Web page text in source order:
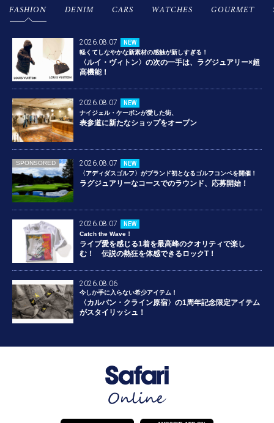
FASHION DENIM CARS WATCHES GOURMET
2026.08.07
NEW
軽くてしなやかな新素材の感触が新しすぎる！
〈ルイ・ヴィトン〉の次の一手は、ラグジュアリー×超
高機能！
2026.08.07
NEW
ナイジェル・ケーボンが愛した街、
表参道に新たなショップをオープン
SPONSORED 2026.08.07
NEW
〈アディダスゴルフ〉がブランド初となるゴルフコンペを開催！
ラグジュアリーなコースでのラウンド、応募開始！
2026.08.07
NEW
Catch the Wave！
ライブ愛を感じる1着を最高峰のクオリティで楽し
む！ 伝説の熱狂を体感できるロックT！
2026.08.06
今しか手に入らない希少アイテム！
〈カルバン・クライン原宿〉の1周年記念限定アイテム
がスタイリッシュ！